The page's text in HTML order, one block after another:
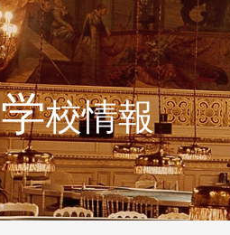
学校情報